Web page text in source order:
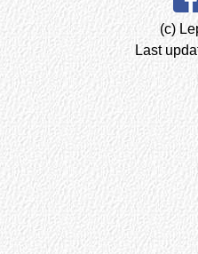
(c)
Last